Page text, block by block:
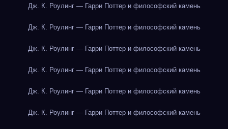
Дж. К. Роулинг — Гарри Поттер и философский камень
Дж. К. Роулинг — Гарри Поттер и философский камень
Дж. К. Роулинг — Гарри Поттер и философский камень
Дж. К. Роулинг — Гарри Поттер и философский камень
Дж. К. Роулинг — Гарри Поттер и философский камень
Дж. К. Роулинг — Гарри Поттер и философский камень